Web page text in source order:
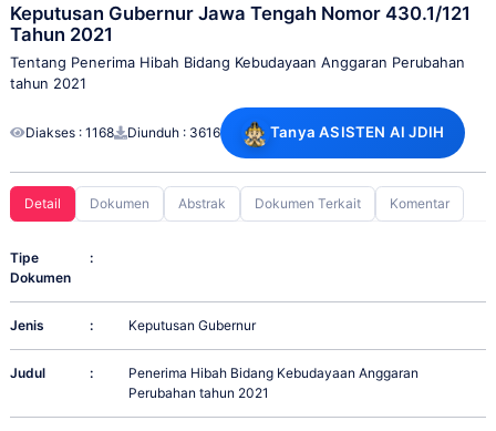
Keputusan Gubernur Jawa Tengah Nomor 430.1/121
Tahun 2021
Tentang Penerima Hibah Bidang Kebudayaan Anggaran Perubahan
tahun 2021
Diakses : 1168 Diunduh : 3616 Tanya ASISTEN AI JDIH
Detail Dokumen Abstrak Dokumen Terkait Komentar
Tipe
Dokumen
:
Jenis : Keputusan Gubernur
Judul :
Penerima Hibah Bidang Kebudayaan Anggaran
Perubahan tahun 2021